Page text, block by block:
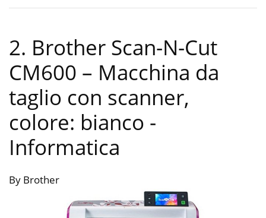
2. Brother Scan-N-Cut
CM600 – Macchina da
taglio con scanner,
colore: bianco -
Informatica
By Brother